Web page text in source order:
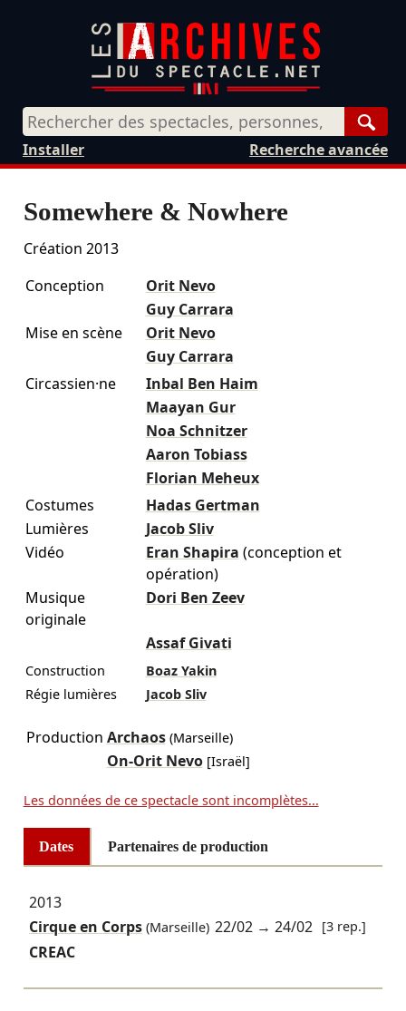
Recherche avancée
Installer
Somewhere & Nowhere
Création 2013
Conception
Orit Nevo
Guy Carrara
Mise en scène
Orit Nevo
Guy Carrara
Circassien·ne
Inbal Ben Haim
Maayan Gur
Noa Schnitzer
Aaron Tobiass
Florian Meheux
Costumes
Hadas Gertman
Lumières
Jacob Sliv
Vidéo
Eran Shapira (conception et
opération)
Musique
originale
Dori Ben Zeev
Assaf Givati
Construction
Boaz Yakin
Régie lumières
Jacob Sliv
Production Archaos(Marseille)
On-Orit Nevo[Israël]
Les données de ce spectacle sont incomplètes...
Dates Partenaires de production
2013
Cirque en Corps(Marseille) 22/02 →24/02 [3 rep.]
CREAC